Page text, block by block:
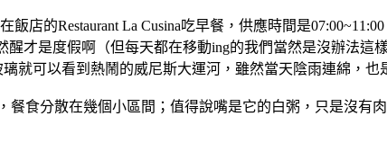
飯店的Restaurant La Cusina吃早餐，供應時間是
醒才是度假啊（但每天都在移動ing的我們當然是沒辦法這
就可以看到熱鬧的威尼斯大運河，雖然當天陰雨連綿，也
餐食分散在幾個小區間；值得說嘴是它的白粥，只是沒有